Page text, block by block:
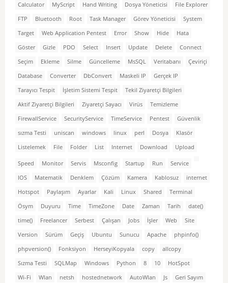
Calculator
MyScript Hand Writing Dosya Yöneticisi
File Explorer
FTP
Bluetooth Root Task Manager Görev Yöneticisi
System
Target
Web Application Pentest Error Show Hide
Hata
Göster
Gizle PDO Select Insert Update Delete
Connect
Seçim
Ekleme Silme Güncelleme MsSQL Veritabanı
Çeviriçi
Database
Converter DbConvert Maskeli IP
Gerçek IP
Tarayıcı Tespit
İşletim Sistemi Tespit
Tekil Ziyaretçi Bilgileri
Aktif Ziyaretçi Bilgileri
Ziyaretçi Sayacı Virüs
Temizleme
FirewallService
SecurityService TimeService Pentest
Güvenlik
sızma Testi
uniscan windows linux perl Dosya
Klasör
Listelemek
File Folder List Internet Download Upload
Speed Monitor Servis Msconfig Startup Run
Service
IOS
Matematik Denklem Çözüm Kamera Kablosuz
internet
Hotspot
Paylaşım Ayarlar Kali Linux Shared
Terminal
Ösym
Duyuru Time TimeZone Date Zaman Tarih
date()
time()
Freelancer Serbest Çalışan Jobs İşler Web
Site
Version
Sürüm Geçiş Ubuntu Sunucu Apache
phpinfo()
phpversion()
Fonksiyon HerseyiKopyala copy
allcopy
Sızma Testi
SQLMap Windows Python 8 10
HotSpot
Wi-Fi
Wlan netsh hostednetwork AutoWlan Js
Geri Sayım